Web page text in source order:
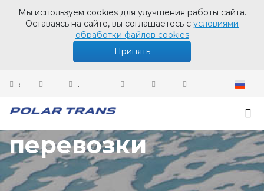
Мы используем cookies для улучшения работы сайта.
Оставаясь на сайте, вы соглашаетесь с условиями
обработки файлов cookies
Принять
sales@polartrans.ru
8 800 100 87 64
Личный кабинет
Контейнерные
перевозки